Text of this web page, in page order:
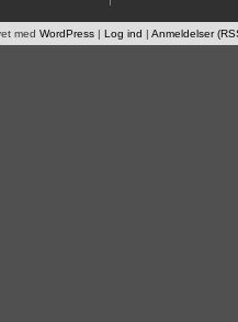
med WordPress | Log ind | Anmeldelser